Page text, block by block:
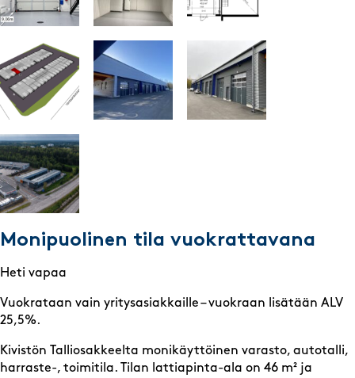
Monipuolinen tila vuokrattavana
Heti vapaa
Vuokrataan vain yritysasiakkaille – vuokraan lisätään ALV
25,5%.
Kivistön Talliosakkeelta monikäyttöinen varasto, autotalli,
harraste-, toimitila. Tilan lattiapinta-ala on 46 m² ja